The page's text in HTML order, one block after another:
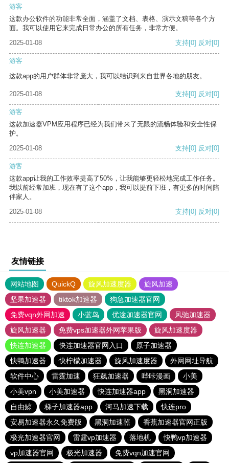
游客
这款办公软件的功能非常全面，涵盖了文档、表格、演示文稿等各个方
面。我可以使用它来完成日常办公的所有任务，非常方便。
2025-01-08
支持[0] 反对[0]
游客
这款app的用户群体非常庞大，我可以结识到来自世界各地的朋友。
2025-01-08 支持[0] 反对[0]
游客
这款加速器VPM应用程序已经为我们带来了无限的流畅体验和安全性保
护。
2025-01-08
支持[0] 反对[0]
游客
这款app让我的工作效率提高了50%，让我能够更轻松地完成工作任务。
我以前经常加班，现在有了这个app，我可以提前下班，有更多的时间陪
伴家人。
2025-01-08
支持[0] 反对[0]
友情链接
网站地图 QuickQ 旋风加速度器
旋风加速
坚果加速器
tiktok加速器
狗急加速器官网
免费vqn外网加速
小蓝鸟 优途加速器官网
风驰加速器
旋风加速器
免费vps加速器外网苹果版
旋风加速度器
快连加速器
快连加速器官网入口
原子加速器
快鸭加速器
快柠檬加速器 旋风加速度器
外网网址导航
软件中心
雷霆加速 狂飙加速器 哔咔漫画
小美
小美vpn
小美加速器 快连加速器app
黑洞加速器
自由鲸
梯子加速器app 河马加速下载
快连pro
安易加速器永久免费版
黑洞加速噐
香蕉加速器官网正版
极光加速器官网
雷霆vp加速器 落地机
快鸭vp加速器
vp加速器官网
极光加速器 免费vqn加速官网